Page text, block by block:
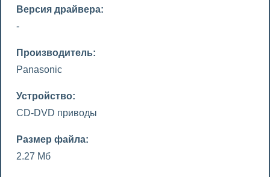
Версия драйвера:
-
Производитель:
Panasonic
Устройство:
CD-DVD приводы
Размер файла:
2.27 Мб